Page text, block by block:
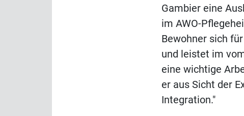
Gambier eine
im AWO-
Bewohner sich
und leistet im
eine wichtige
er aus Sicht der
Integration."